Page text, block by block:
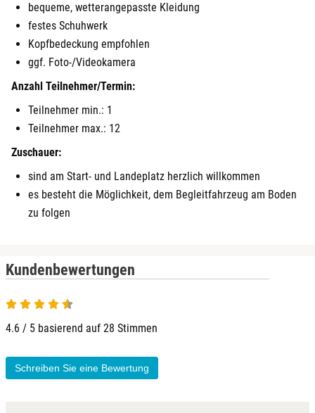
bequeme, wetterangepasste Kleidung
festes Schuhwerk
Kopfbedeckung empfohlen
ggf. Foto-/Videokamera
Anzahl Teilnehmer/Termin:
Teilnehmer min.: 1
Teilnehmer max.: 12
Zuschauer:
sind am Start- und Landeplatz herzlich willkommen
es besteht die Möglichkeit, dem Begleitfahrzeug am Boden
zu folgen
Kundenbewertungen
4.6 von 5
4.6 / 5 basierend auf 28 Stimmen
Schreiben Sie eine Bewertung
Herzogenaurach
Herzogtum Lauenburg
Horb am Neckar
Jerichower Land
Kamp-Lintfort